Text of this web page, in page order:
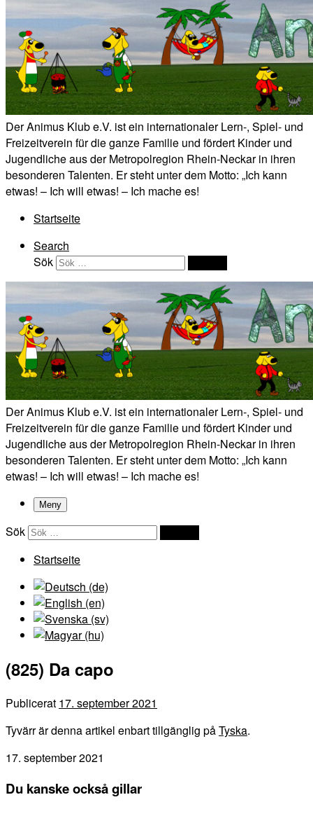
Der Animus Klub e.V. ist ein internationaler Lern-, Spiel- und
Freizeitverein für die ganze Familie und fördert Kinder und
Jugendliche aus der Metropolregion Rhein-Neckar in ihren
besonderen Talenten. Er steht unter dem Motto: „Ich kann
etwas! – Ich will etwas! – Ich mache es!
Startseite
Search
Sök
Der Animus Klub e.V. ist ein internationaler Lern-, Spiel- und
Freizeitverein für die ganze Familie und fördert Kinder und
Jugendliche aus der Metropolregion Rhein-Neckar in ihren
besonderen Talenten. Er steht unter dem Motto: „Ich kann
etwas! – Ich will etwas! – Ich mache es!
Meny
Sök
Startseite
(825) Da capo
Publicerat 17. september 2021
Tyvärr är denna artikel enbart tillgänglig påTyska.
17. september 2021
Du kanske också gillar